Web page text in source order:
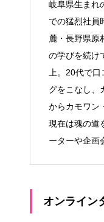
岐阜県生まれ
での猛烈社員
麓・長野県原
の学びを続け
上。20代で
グをこなし、
からカモワン
現在は魂の道
ーターや企画
オンライン